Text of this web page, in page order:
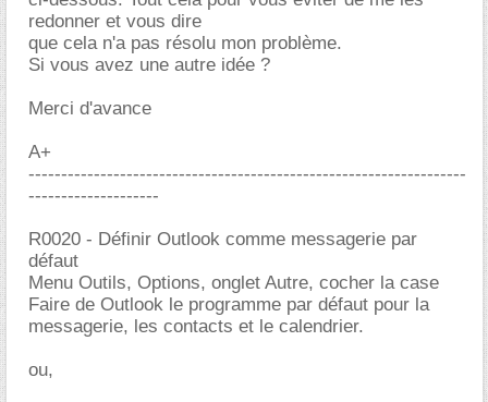
redonner et vous dire
que cela n'a pas résolu mon problème.
Si vous avez une autre idée ?
Merci d'avance
A+
-------------------------------------------------------------------
--------------------
R0020 - Définir Outlook comme messagerie par
défaut
Menu Outils, Options, onglet Autre, cocher la case
Faire de Outlook le programme par défaut pour la
messagerie, les contacts et le calendrier.
ou,